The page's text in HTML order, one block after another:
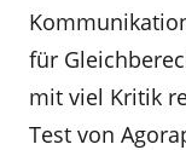
für
mit viel Kritik
Test von